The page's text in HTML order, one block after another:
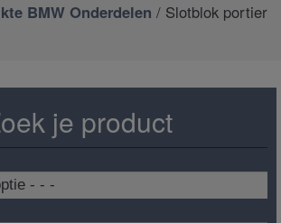
BMW Onderdelen / Slotblok portier
je product